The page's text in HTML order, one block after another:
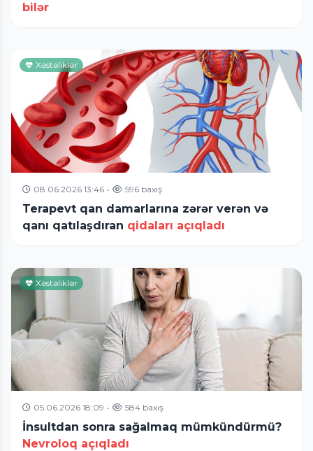
bilər
Xəstəliklər
08.06.2026 13:46 • 596 baxış
Terapevt qan damarlarına zərər verən və
qanı qatılaşdıran qidaları açıqladı
Xəstəliklər
05.06.2026 18:09 • 584 baxış
İnsultdan sonra sağalmaq mümkündürmü?
Nevroloq açıqladı